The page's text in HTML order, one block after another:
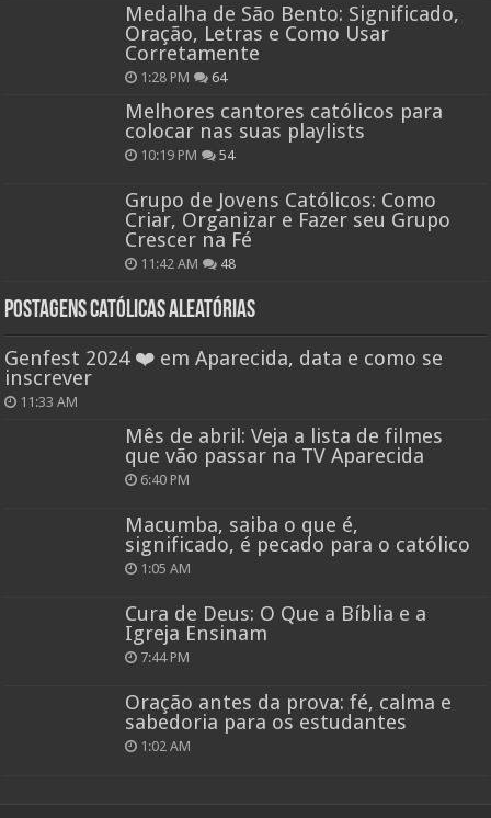
Medalha de São Bento: Significado,
Oração, Letras e Como Usar
Corretamente
1:28 PM 64
Melhores cantores católicos para
colocar nas suas playlists
10:19 PM 54
Grupo de Jovens Católicos: Como
Criar, Organizar e Fazer seu Grupo
Crescer na Fé
11:42 AM 48
Postagens católicas aleatórias
Genfest 2024 ❤️ em Aparecida, data e como se
inscrever
11:33 AM
Mês de abril: Veja a lista de filmes
que vão passar na TV Aparecida
6:40 PM
Macumba, saiba o que é,
significado, é pecado para o católico
1:05 AM
Cura de Deus: O Que a Bíblia e a
Igreja Ensinam
7:44 PM
Oração antes da prova: fé, calma e
sabedoria para os estudantes
1:02 AM